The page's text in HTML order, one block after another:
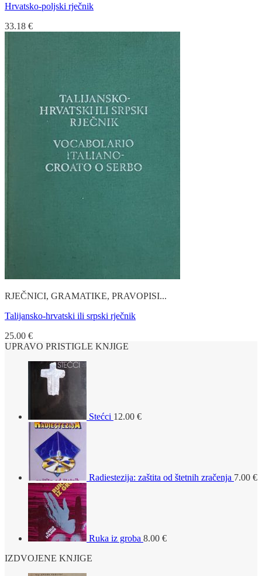
Hrvatsko-poljski rječnik
33.18 €
RJEČNICI, GRAMATIKE, PRAVOPISI...
Talijansko-hrvatski ili srpski rječnik
25.00 €
UPRAVO PRISTIGLE KNJIGE
Stećci 12.00 €
Radiestezija: zaštita od štetnih zračenja 7.00 €
Ruka iz groba 8.00 €
IZDVOJENE KNJIGE